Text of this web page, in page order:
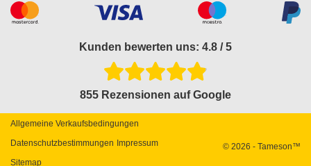
Kunden bewerten uns: 4.8 / 5
855 Rezensionen auf Google
Allgemeine Verkaufsbedingungen
Datenschutzbestimmungen Impressum
Sitemap
© 2026 - Tameson™